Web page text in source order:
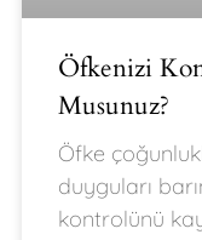
Öfkenizi
Musunuz?
Öfke
duyguları
kontrolünü